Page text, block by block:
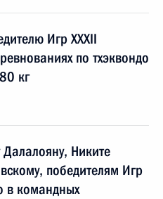
Игр XXXII
по тхэквондо
кг
Далалояну, Никите
победителям Игр
в командных